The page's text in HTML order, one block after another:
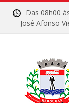
Das 08h00
José Afonso